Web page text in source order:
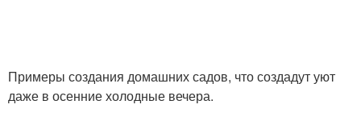
Примеры создания домашних садов, что создадут уют
даже в осенние холодные вечера.